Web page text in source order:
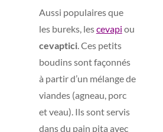
Aussi populaires que
les bureks, lescevapi ou
cevaptici. Ces petits
boudins sont façonnés
à partir d’un mélange de
viandes (agneau, porc
et veau). Ils sont servis
dans du pain pita avec